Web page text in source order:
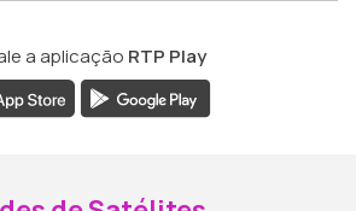
a aplicação RTP Play